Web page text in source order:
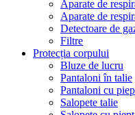
Aparate de
Aparate de
Detectoare de
Filtre
Protecția corpului
Bluze de lucru
Pantaloni în talie
Pantaloni cu
Salopete talie